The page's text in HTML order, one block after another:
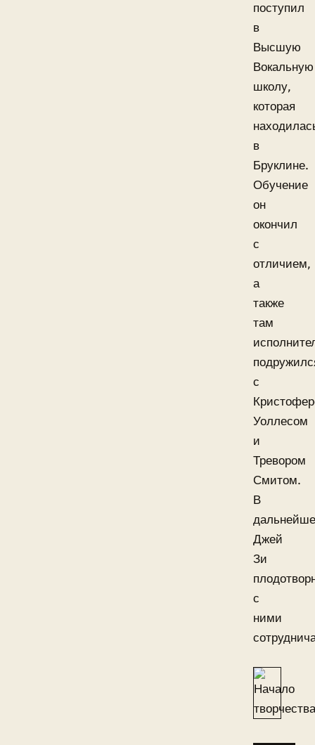
поступил
в
Высшую
Вокальную
школу,
которая
в
Бруклине.
Обучение
он
окончил
с
отличием,
а
также
там
с
Уоллесом
и
Тревором
Смитом.
В
Джей
Зи
с
ними